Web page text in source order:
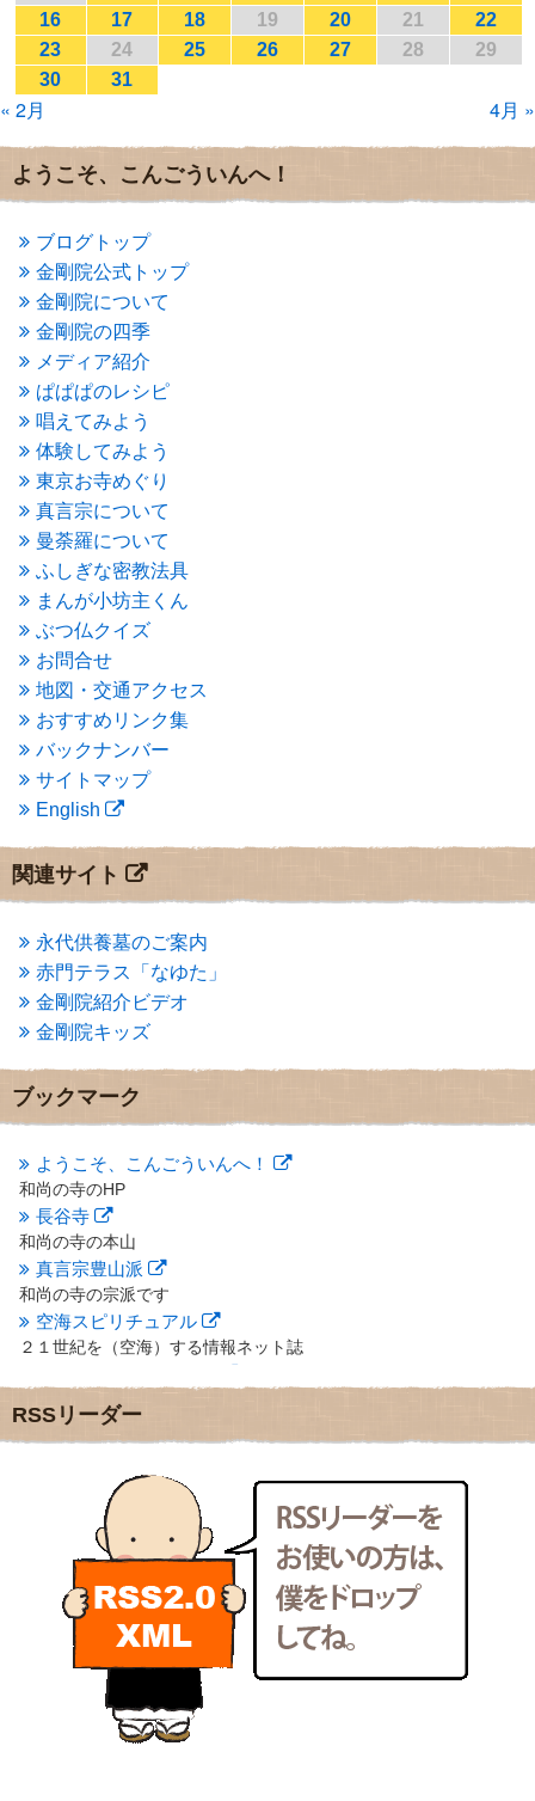
2017年1月(2)
2016年12月(4)
2016年11月(3)
2016年10月(1)
2016年9月
2016年6月
(2)
2016年5月(3)
2016年4月
(4)
2016年3月(4)
2016年2月(5)
2016年1月(3)
2015年12月(6)
2015年11月(4)
2015年10月
(4)
2015年9月
(3)
2015年8月(4)
2015年7月(4)
2015年6月(3)
2015年5月(1)
2015年4月(1)
(3)
2015年2月(3)
2015年1月(1)
2014年12月 (2)
2014年9月
2014年5月(1)
2014年4月 (4)
2014年1月 (1)
2013年11月(4)
2013年10月 (2)
2013年9月(4)
2013年7月
(7)
2013年6月 (6)
2013年5月(13)
2013年4月(1)
2013年3月
(4)
2013年2月(6)
2013年1月(6)
2012年12月(7)
2012年10月(5)
2012年9月
(8)
2012年7月
(10)
2012年6月(14)
2012年5月
2012年4月(16)
2012年3月 (17)
2012年2月(20)
2012年1月(25)
2011年12月(22)
2011年11月(28)
2011年10月(31)
2011年9月(24)
2011年8月(21)
2011年6月(13)
2011年5月
2011年4月
(17)
2011年3月(15)
2011年2月(22)
2011年1月(22)
2010年12月(21)
2010年11月
(14)
2010年9月(16)
(13)
16 17 18 19 20 21
22
23
24 25 26 27 28
29
30
31
« 2月 4月 »
ようこそ、こんごういんへ！
ブログトップ
金剛院公式トップ
金剛院について
金剛院の四季
メディア紹介
ぱぱぱのレシピ
唱えてみよう
体験してみよう
東京お寺めぐり
真言宗について
曼荼羅について
ふしぎな密教法具
まんが小坊主くん
ぶつ仏クイズ
お問合せ
地図・交通アクセス
おすすめリンク集
バックナンバー
サイトマップ
English
関連サイト
永代供養墓のご案内
赤門テラス「なゆた」
金剛院紹介ビデオ
金剛院キッズ
ブックマーク
ようこそ、こんごういんへ！
和尚の寺のHP
長谷寺
和尚の寺の本山
真言宗豊山派
和尚の寺の宗派です
空海スピリチュアル
２１世紀を（空海）する情報ネット誌
地域のライターさんです
小豆島 圓満寺
新聞屋の道具箱
新聞社で使われる用語の解説など
makotoさんの御符内巡礼記
東京の巡礼記です
POLYHEDON
いろいろなことが書いてあるよ
bunchan
あちこち行って！
目白鍼灸院
日本人の繊細な体質にあわせた、やさしく気持ちよい鍼灸治療で
RSSリーダー